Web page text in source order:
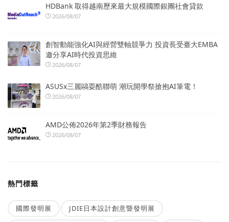
HDBank 取得越南歷來最大規模國際銀團社會貸款
2026/08/07
創智動能強化AI與經營雙軸競爭力 投資長受臺大EMBA
邀分享AI時代投資思維
2026/08/07
ASUSx三麗鷗耍酷聯萌 潮玩開學祭搶抱AI筆電！
2026/08/07
AMD公佈2026年第2季財務報告
2026/08/07
熱門標籤
國際發明展 JDIE日本設計創意暨發明展